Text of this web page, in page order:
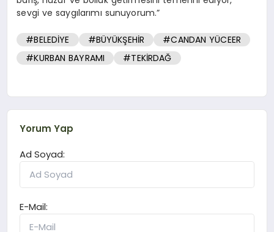
sevgi ve saygılarımı sunuyorum.”
#BELEDİYE #BÜYÜKŞEHİR
#CANDAN YÜCEER
#KURBAN BAYRAMI
#TEKİRDAĞ
Yorum Yap
Ad Soyad:
E-Mail: